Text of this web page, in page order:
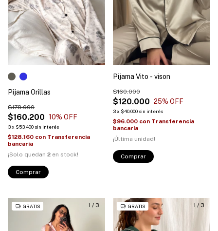
Pijama Orillas
$160.200
$178.000
10% OFF
3x $53.400 sin interés
$128.160 con Transferencia
bancaria
¡Solo quedan 2 en stock!
Comprar
Pijama Vito - vison
$120.000
$160.000
25% OFF
3x $40.000 sin interés
$96.000 con Transferencia
bancaria
¡Última unidad!
Comprar
1 / 3
GRATIS 1 / 3
GRATIS